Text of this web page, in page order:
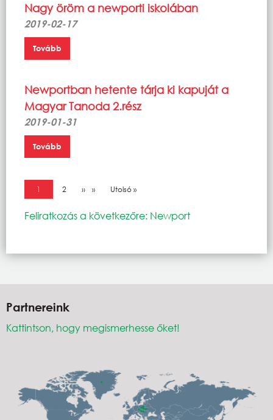
Nagy öröm a newporti iskolában
2019-02-17
Tovább
Newportban hetente tárja ki kapuját a
Magyar Tanoda 2.rész
2019-01-31
Tovább
Oldalszámozás
Jelenlegi oldal
1 Oldal
2 Következő oldal
›› Utolsó oldal
Utolsó »
Feliratkozás a következőre: Newport
Partnereink
Kattintson, hogy megismerhesse őket!